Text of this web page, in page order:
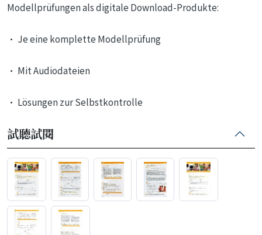
Modellprüfungen als digitale Download-Produkte:
• Je eine komplette Modellprüfung
• Mit Audiodateien
• Lösungen zur Selbstkontrolle
試聽試閱